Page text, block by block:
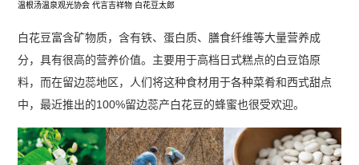
温根汤温泉观光协会 代言吉祥物 白花豆太郎
白花豆富含矿物质，含有铁、蛋白质、膳食纤维等大量营养成
分，具有很高的营养价值。主要用于高档日式糕点的白豆馅原
料，而在留边蕊地区，人们将这种食材用于各种菜肴和西式甜点
中，最近推出的100%留边蕊产白花豆的蜂蜜也很受欢迎。